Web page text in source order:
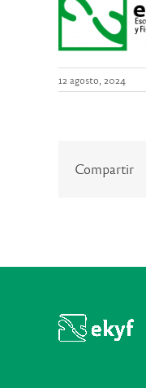
12 agosto, 2024
Compartir